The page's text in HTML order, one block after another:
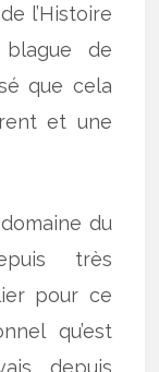
l’Histoire
de
que cela
et une
du
très
pour ce
qu’est
depuis